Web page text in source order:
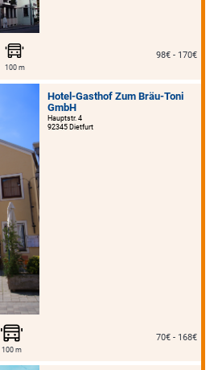
100 m
98€ - 170€
Hotel-Gasthof Zum Bräu-Toni
GmbH
Hauptstr. 4
92345 Dietfurt
100 m
70€ - 168€